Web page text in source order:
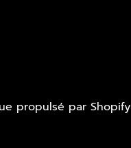
propulsé par Shopify